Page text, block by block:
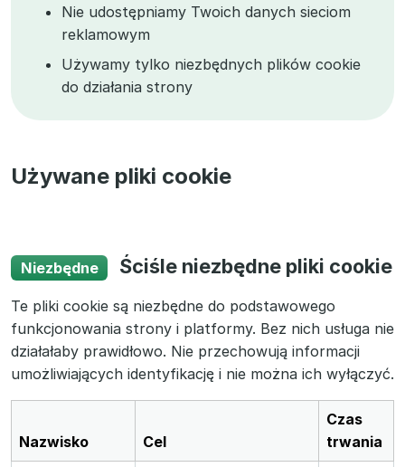
Nie udostępniamy Twoich danych sieciom
reklamowym
Używamy tylko niezbędnych plików cookie
do działania strony
Używane pliki cookie
Niezbędne Ściśle niezbędne pliki cookie
Te pliki cookie są niezbędne do podstawowego
funkcjonowania strony i platformy. Bez nich usługa nie
działałaby prawidłowo. Nie przechowują informacji
umożliwiających identyfikację i nie można ich wyłączyć.
Nazwisko Cel
Czas
trwania